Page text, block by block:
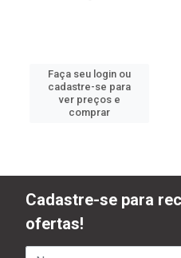
Faça seu login ou
cadastre-se para
ver preços e
comprar
Cadastre-se para
ofertas!